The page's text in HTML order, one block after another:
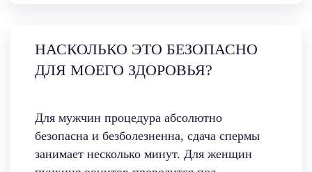
НАСКОЛЬКО ЭТО БЕЗОПАСНО
ДЛЯ МОЕГО ЗДОРОВЬЯ?
Для мужчин процедура абсолютно
безопасна и безболезненна, сдача спермы
занимает несколько минут. Для женщин